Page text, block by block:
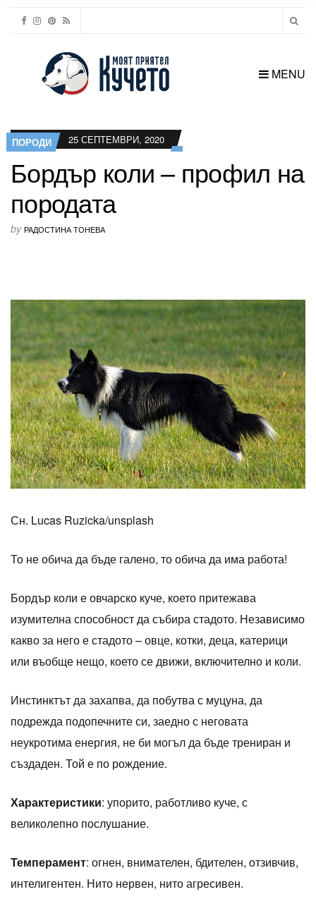
MENU
ПОРОДИ 25 СЕПТЕМВРИ, 2020
Бордър коли – профил на
породата
by РАДОСТИНА ТОНЕВА
Сн. Lucas Ruzicka/unsplash
То не обича да бъде галено, то обича да има работа!
Бордър коли е овчарско куче, което притежава
изумителна способност да събира стадото. Независимо
какво за него е стадото – овце, котки, деца, катерици
или въобще нещо, което се движи, включително и коли.
Инстинктът да захапва, да побутва с муцуна, да
подрежда подопечните си, заедно с неговата
неукротима енергия, не би могъл да бъде трениран и
създаден. Той е по рождение.
Характеристики: упорито, работливо куче, с
великолепно послушание.
Темперамент: огнен, внимателен, бдителен, отзивчив,
интелигентен. Нито нервен, нито агресивен.